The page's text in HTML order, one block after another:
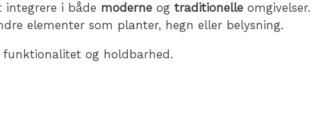
integrere i både moderne og traditionelle omgivelser.
elementer som planter, hegn eller belysning.
og holdbarhed.